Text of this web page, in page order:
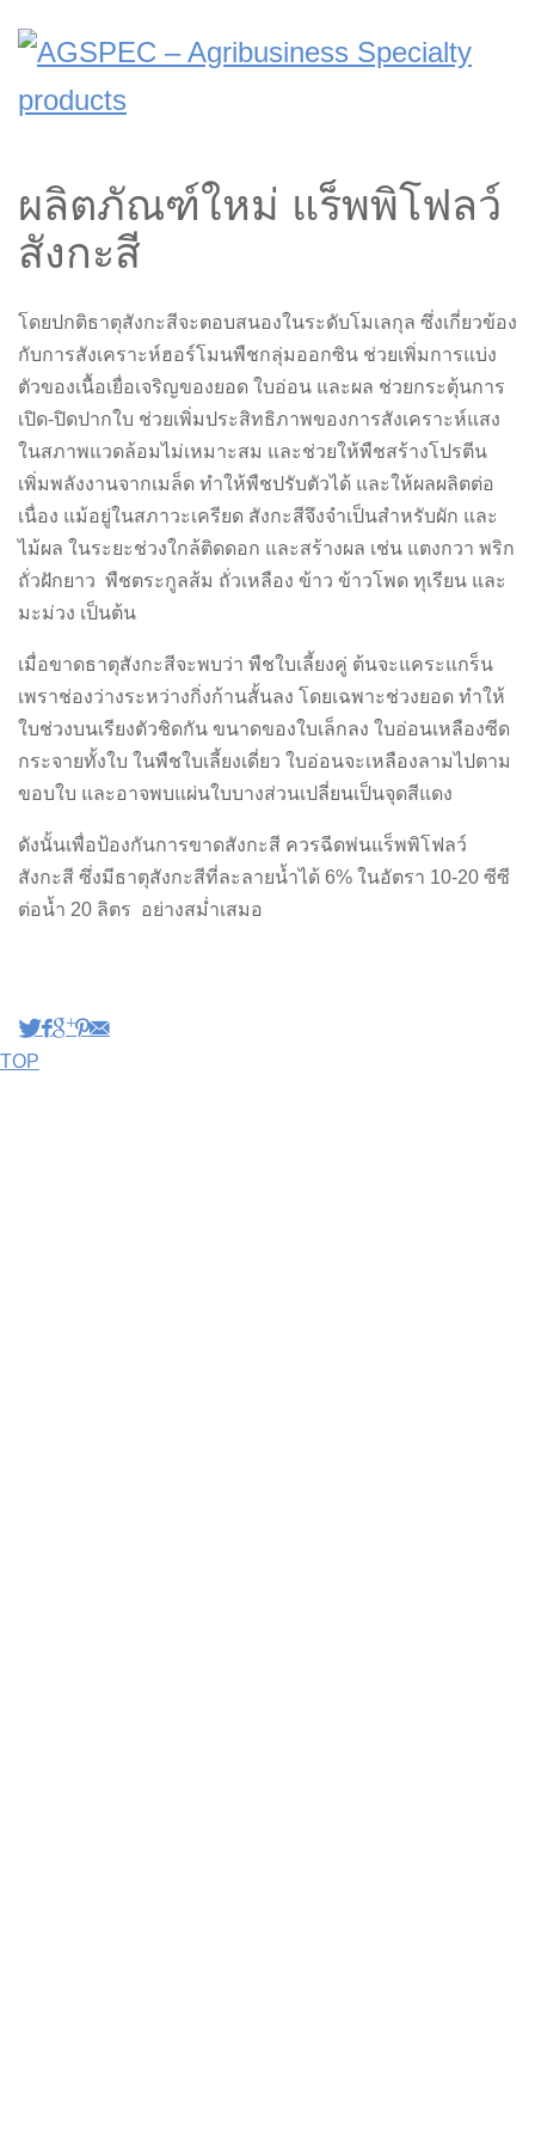
ผลิตภัณฑ์ใหม่ แร็พพิโฟลว์
สังกะสี
โดยปกติธาตุสังกะสีจะตอบสนองในระดับโมเลกุล ซึ่งเกี่ยวข้อง
กับการสังเคราะห์ฮอร์โมนพืชกลุ่มออกซิน ช่วยเพิ่มการแบ่ง
ตัวของเนื้อเยื่อเจริญของยอด ใบอ่อน และผล ช่วยกระตุ้นการ
เปิด-ปิดปากใบ ช่วยเพิ่มประสิทธิภาพของการสังเคราะห์แสง
ในสภาพแวดล้อมไม่เหมาะสม และช่วยให้พืชสร้างโปรตีน
เพิ่มพลังงานจากเมล็ด ทำให้พืชปรับตัวได้ และให้ผลผลิตต่อ
เนื่อง แม้อยู่ในสภาวะเครียด สังกะสีจึงจำเป็นสำหรับผัก และ
ไม้ผล ในระยะช่วงใกล้ติดดอก และสร้างผล เช่น แตงกวา พริก
ถั่วฝักยาว พืชตระกูลส้ม ถั่วเหลือง ข้าว ข้าวโพด ทุเรียน และ
มะม่วง เป็นต้น
เมื่อขาดธาตุสังกะสีจะพบว่า พืชใบเลี้ยงคู่ ต้นจะแคระแกร็น
เพราช่องว่างระหว่างกิ่งก้านสั้นลง โดยเฉพาะช่วงยอด ทำให้
ใบช่วงบนเรียงตัวชิดกัน ขนาดของใบเล็กลง ใบอ่อนเหลืองซีด
กระจายทั้งใบ ในพืชใบเลี้ยงเดี่ยว ใบอ่อนจะเหลืองลามไปตาม
ขอบใบ และอาจพบแผ่นใบบางส่วนเปลี่ยนเป็นจุดสีแดง
ดังนั้นเพื่อป้องกันการขาดสังกะสี ควรฉีดพ่นแร็พพิโฟลว์
สังกะสี ซึ่งมีธาตุสังกะสีที่ละลายน้ำได้ 6% ในอัตรา 10-20 ซีซี
ต่อน้ำ 20 ลิตร อย่างสม่ำเสมอ
TOP